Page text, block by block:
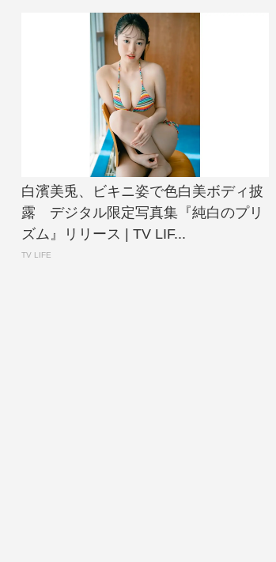
白濱美兎、ビキニ姿で色白美ボディ披
露 デジタル限定写真集『純白のプリ
ズム』リリース | TV LIF...
TV LIFE